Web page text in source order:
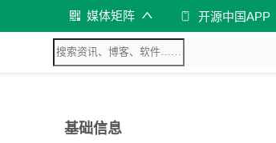
媒体矩阵 开源中国APP
基础信息